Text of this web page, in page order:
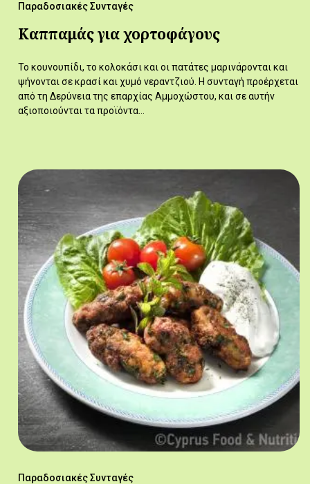
Παραδοσιακές Συνταγές
Καππαμάς για χορτοφάγους
Το κουνουπίδι, το κολοκάσι και οι πατάτες μαρινάρονται και
ψήνονται σε κρασί και χυμό νεραντζιού. Η συνταγή προέρχεται
από τη Δερύνεια της επαρχίας Αμμοχώστου, και σε αυτήν
αξιοποιούνται τα προϊόντα…
Παραδοσιακές Συνταγές